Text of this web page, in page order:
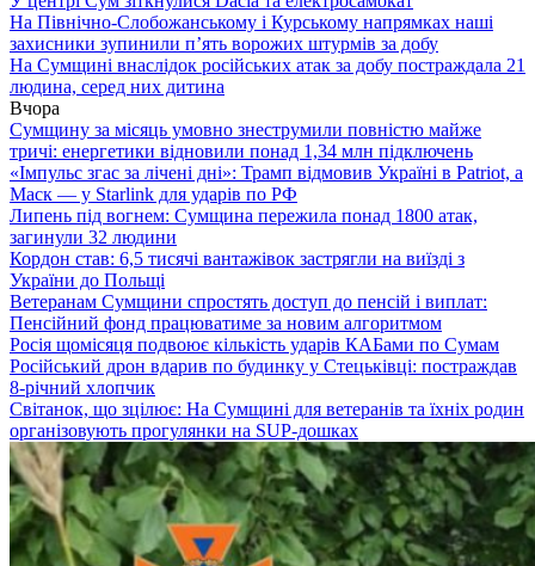
На Північно-Слобожанському і Курському напрямках наші
захисники зупинили п’ять ворожих штурмів за добу
На Сумщині внаслідок російських атак за добу постраждала 21
людина, серед них дитина
Вчора
Сумщину за місяць умовно знеструмили повністю майже
тричі: енергетики відновили понад 1,34 млн підключень
«Імпульс згас за лічені дні»: Трамп відмовив Україні в Patriot, а
Маск — у Starlink для ударів по РФ
Липень під вогнем: Сумщина пережила понад 1800 атак,
загинули 32 людини
Кордон став: 6,5 тисячі вантажівок застрягли на виїзді з
України до Польщі
Ветеранам Сумщини спростять доступ до пенсій і виплат:
Пенсійний фонд працюватиме за новим алгоритмом
Росія щомісяця подвоює кількість ударів КАБами по Сумам
Російський дрон вдарив по будинку у Стецьківці: постраждав
8-річний хлопчик
Світанок, що зцілює: На Сумщині для ветеранів та їхніх родин
організовують прогулянки на SUP-дошках